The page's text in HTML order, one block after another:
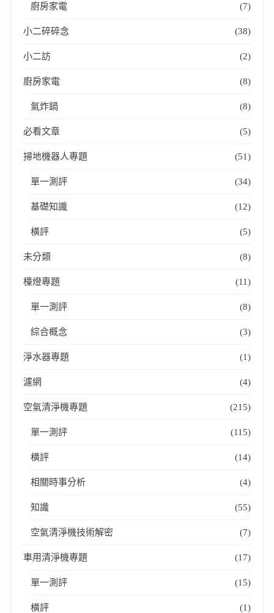
廚房家電 (7)
小二碎碎念 (38)
小二訪 (2)
廚房家電 (8)
氣炸鍋 (8)
必看文章 (5)
掃地機器人專題 (51)
單一測評 (34)
基礎知識 (12)
橫評 (5)
未分類 (8)
檯燈專題 (11)
單一測評 (8)
綜合概念 (3)
淨水器專題 (1)
濾網 (4)
空氣清淨機專題 (215)
單一測評 (115)
橫評 (14)
相關時事分析 (4)
知識 (55)
空氣清淨機技術解密 (7)
車用清淨機專題 (17)
單一測評 (15)
橫評 (1)